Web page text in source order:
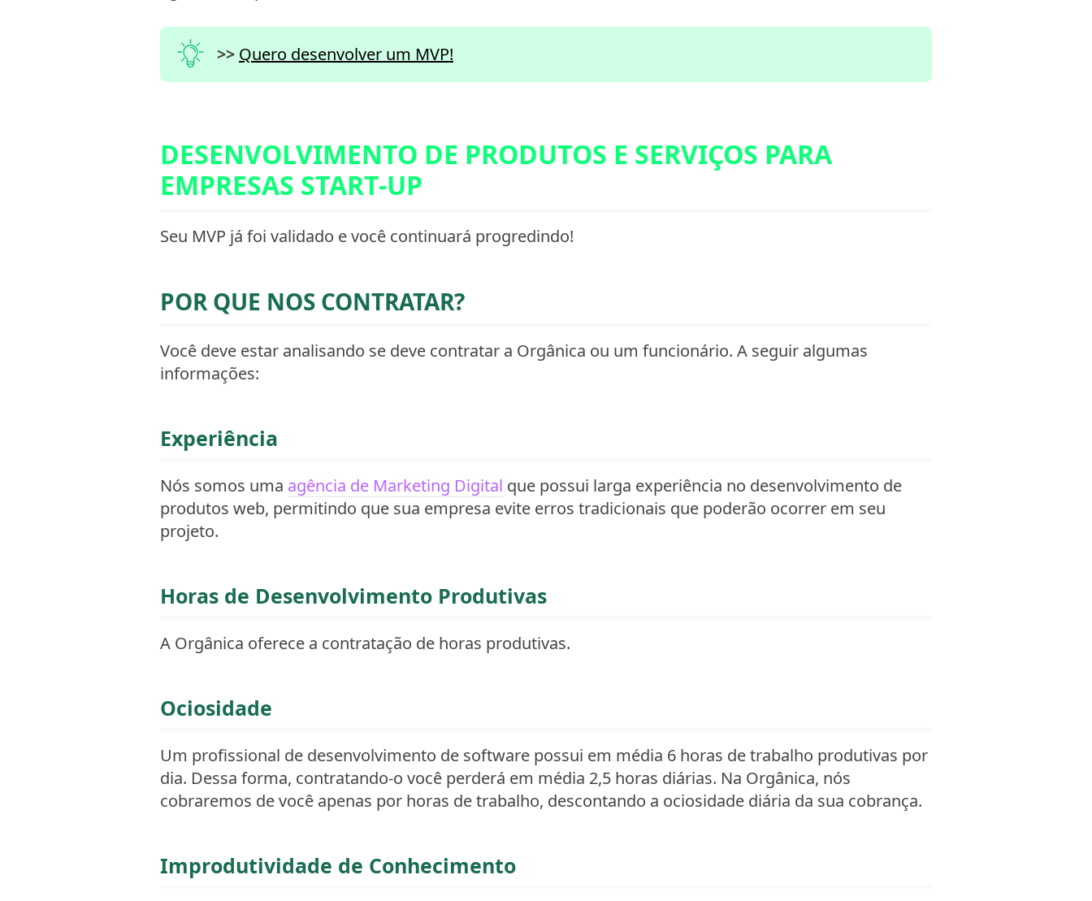
>> Quero desenvolver um MVP!
DESENVOLVIMENTO DE PRODUTOS E SERVIÇOS PARA
EMPRESAS START-UP
Seu MVP já foi validado e você continuará progredindo!
POR QUE NOS CONTRATAR?
Você deve estar analisando se deve contratar a Orgânica ou um funcionário. A seguir algumas
informações:
Experiência
Nós somos uma agência de Marketing Digital que possui larga experiência no desenvolvimento de
produtos web, permitindo que sua empresa evite erros tradicionais que poderão ocorrer em seu
projeto.
Horas de Desenvolvimento Produtivas
A Orgânica oferece a contratação de horas produtivas.
Ociosidade
Um profissional de desenvolvimento de software possui em média 6 horas de trabalho produtivas por
dia. Dessa forma, contratando-o você perderá em média 2,5 horas diárias. Na Orgânica, nós
cobraremos de você apenas por horas de trabalho, descontando a ociosidade diária da sua cobrança.
Improdutividade de Conhecimento